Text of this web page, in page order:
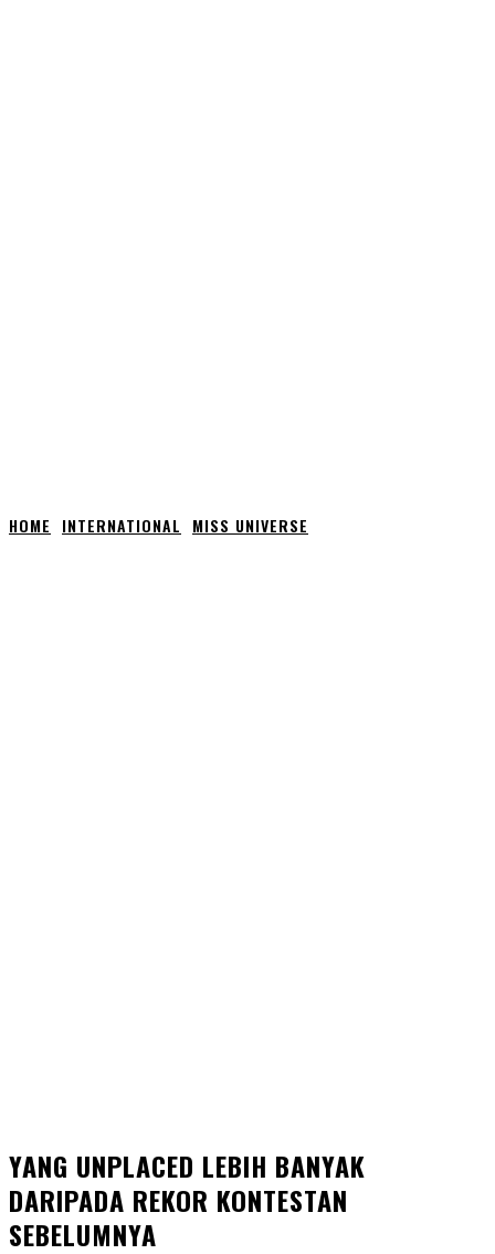
HOME INTERNATIONAL MISS UNIVERSE
YANG UNPLACED LEBIH BANYAK
DARIPADA REKOR KONTESTAN
SEBELUMNYA